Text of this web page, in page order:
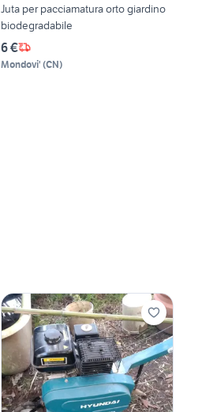
Juta per pacciamatura orto giardino
biodegradabile
6 €
Mondovi' (CN)